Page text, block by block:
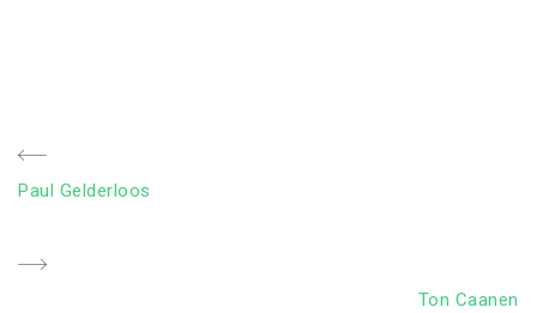
Bericht
Previous
Paul Gelderloos
Next
Ton Caanen